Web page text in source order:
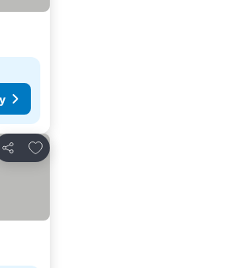
Sdílet
Přidat na seznam oblíbených hotelů